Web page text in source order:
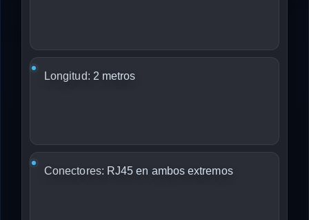
Longitud: 2 metros
Conectores: RJ45 en ambos extremos